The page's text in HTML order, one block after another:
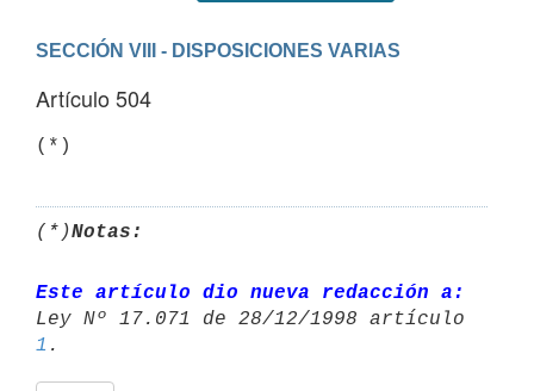
SECCIÓN VIII - DISPOSICIONES VARIAS
Artículo 504
(*)
(*)Notas:
Este artículo dio nueva redacción a:
1